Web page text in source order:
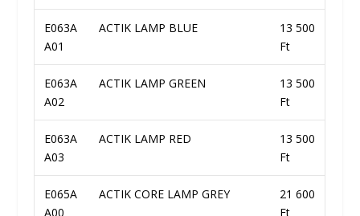
E063A
A01
ACTIK LAMP BLUE
13 500
Ft
E063A
A02
ACTIK LAMP GREEN
13 500
Ft
E063A
A03
ACTIK LAMP RED
13 500
Ft
E065A
A00
ACTIK CORE LAMP GREY
21 600
Ft